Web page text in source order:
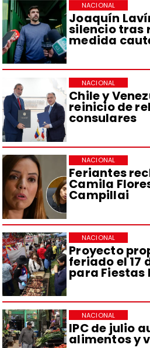
Joaquín
silencio tras
medida
NACIONAL
Chile y
reinicio de
consulares
NACIONAL
Feriantes
Camila
Campillai
NACIONAL
Proyecto
feriado el 17
para Fiestas
NACIONAL
IPC de julio
alimentos y
NACIONAL